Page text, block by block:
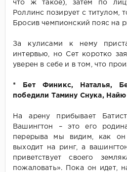
что ж такое), затем по
Роллинс позирует с титулом,
Бросив чемпионский пояс на
За кулисами к нему
интервью, но Сет коротко
уверен в себе и в том, что
* Бет Финикс, Наталья,
победили Тамину Снука,
На арену прибывает
Вашингтон – это его
перерыва мы видим, как
выходит на ринг, а
приветствует своего
пожаловать». Пока он идет,